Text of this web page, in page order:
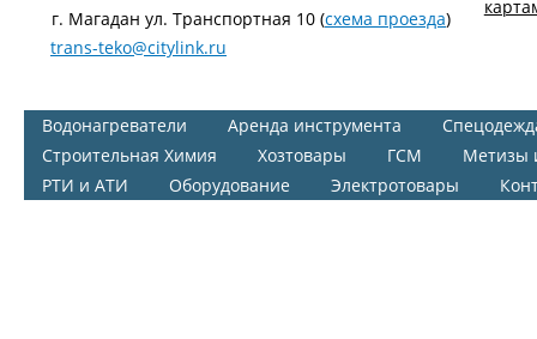
г. Магадан ул. Транспортная 10 (схема проезда)
trans-teko@citylink.ru
Водонагреватели Аренда инструмента
Строительная Химия
Хозтовары ГСМ
Метизы
РТИ и АТИ
Оборудование Электротовары